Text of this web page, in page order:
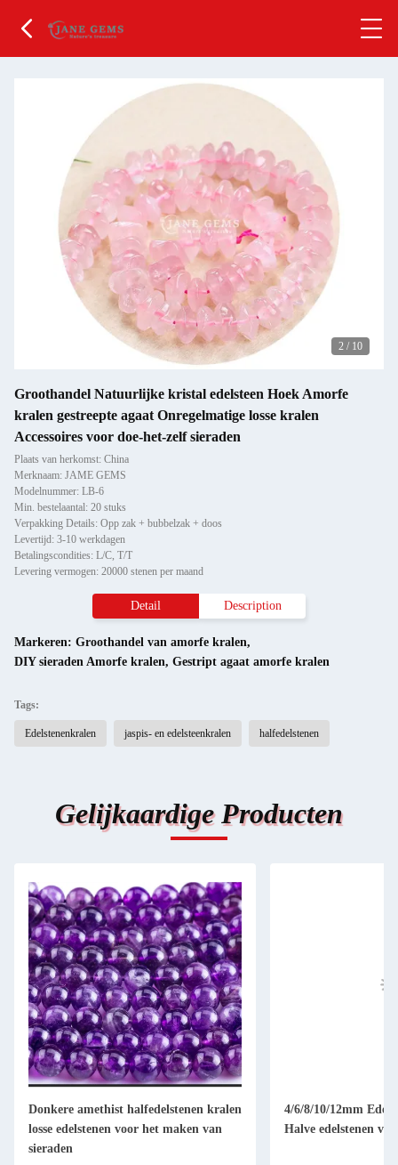
2 / 10
Groothandel Natuurlijke kristal edelsteen Hoek Amorfe
kralen gestreepte agaat Onregelmatige losse kralen
Accessoires voor doe-het-zelf sieraden
Plaats van herkomst: China
Merknaam: JAME GEMS
Modelnummer: LB-6
Min. bestelaantal: 20 stuks
Verpakking Details: Opp zak + bubbelzak + doos
Levertijd: 3-10 werkdagen
Betalingscondities: L/C, T/T
Levering vermogen: 20000 stenen per maand
Detail Description
Markeren: Groothandel van amorfe kralen,
DIY sieraden Amorfe kralen, Gestript agaat amorfe kralen
Tags:
Edelstenenkralen jaspis- en edelsteenkralen halfedelstenen
Gelijkaardige Producten
Donkere amethist halfedelstenen kralen
losse edelstenen voor het maken van
sieraden
4/6/8/10/12mm
Halve edelstenen